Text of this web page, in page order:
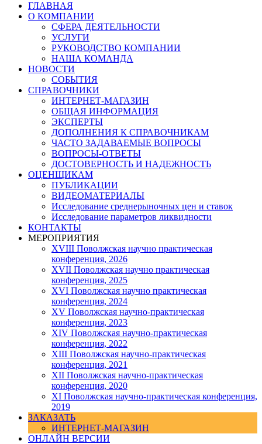
ГЛАВНАЯ
О КОМПАНИИ
СФЕРА ДЕЯТЕЛЬНОСТИ
УСЛУГИ
РУКОВОДСТВО КОМПАНИИ
НАША КОМАНДА
НОВОСТИ
СОБЫТИЯ
СПРАВОЧНИКИ
ИНТЕРНЕТ-МАГАЗИН
ОБЩАЯ ИНФОРМАЦИЯ
ЭКСПЕРТЫ
ДОПОЛНЕНИЯ К СПРАВОЧНИКАМ
ЧАСТО ЗАДАВАЕМЫЕ ВОПРОСЫ
ВОПРОСЫ-ОТВЕТЫ
ДОСТОВЕРНОСТЬ И НАДЕЖНОСТЬ
ОЦЕНЩИКАМ
ПУБЛИКАЦИИ
ВИДЕОМАТЕРИАЛЫ
Исследование среднерыночных цен и ставок
Исследование параметров ликвидности
КОНТАКТЫ
МЕРОПРИЯТИЯ
XVIII Поволжская научно практическая
конференция, 2026
XVII Поволжская научно практическая
конференция, 2025
XVI Поволжская научно практическая
конференция, 2024
ХV Поволжская научно-практическая
конференция, 2023
ХIV Поволжская научно-практическая
конференция, 2022
ХIII Поволжская научно-практическая
конференция, 2021
ХII Поволжская научно-практическая
конференция, 2020
XI Поволжская научно-практическая конференция,
2019
ЗАКАЗАТЬ
ИНТЕРНЕТ-МАГАЗИН
ОНЛАЙН ВЕРСИИ